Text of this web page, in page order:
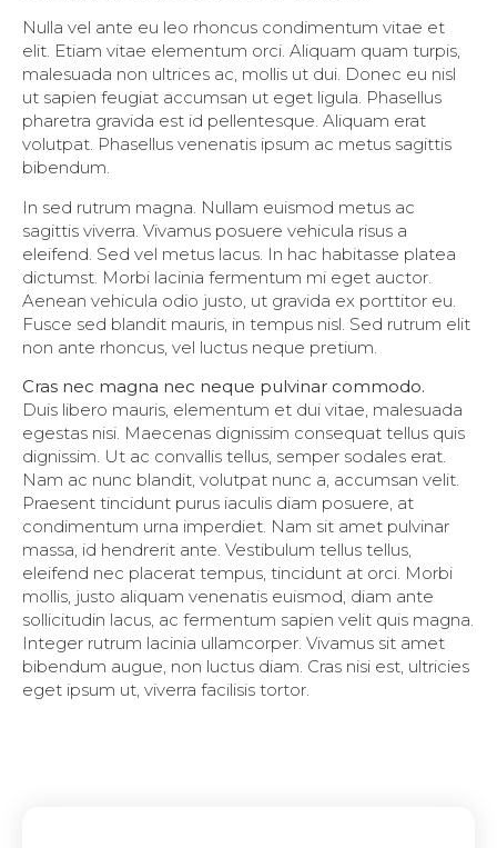
Nulla vel ante eu leo rhoncus condimentum vitae et
elit. Etiam vitae elementum orci. Aliquam quam turpis,
malesuada non ultrices ac, mollis ut dui. Donec eu nisl
ut sapien feugiat accumsan ut eget ligula. Phasellus
pharetra gravida est id pellentesque. Aliquam erat
volutpat. Phasellus venenatis ipsum ac metus sagittis
bibendum.
In sed rutrum magna. Nullam euismod metus ac
sagittis viverra. Vivamus posuere vehicula risus a
eleifend. Sed vel metus lacus. In hac habitasse platea
dictumst. Morbi lacinia fermentum mi eget auctor.
Aenean vehicula odio justo, ut gravida ex porttitor eu.
Fusce sed blandit mauris, in tempus nisl. Sed rutrum elit
non ante rhoncus, vel luctus neque pretium.
Cras nec magna nec neque pulvinar commodo.
Duis libero mauris, elementum et dui vitae, malesuada
egestas nisi. Maecenas dignissim consequat tellus quis
dignissim. Ut ac convallis tellus, semper sodales erat.
Nam ac nunc blandit, volutpat nunc a, accumsan velit.
Praesent tincidunt purus iaculis diam posuere, at
condimentum urna imperdiet. Nam sit amet pulvinar
massa, id hendrerit ante. Vestibulum tellus tellus,
eleifend nec placerat tempus, tincidunt at orci. Morbi
mollis, justo aliquam venenatis euismod, diam ante
sollicitudin lacus, ac fermentum sapien velit quis magna.
Integer rutrum lacinia ullamcorper. Vivamus sit amet
bibendum augue, non luctus diam. Cras nisi est, ultricies
eget ipsum ut, viverra facilisis tortor.